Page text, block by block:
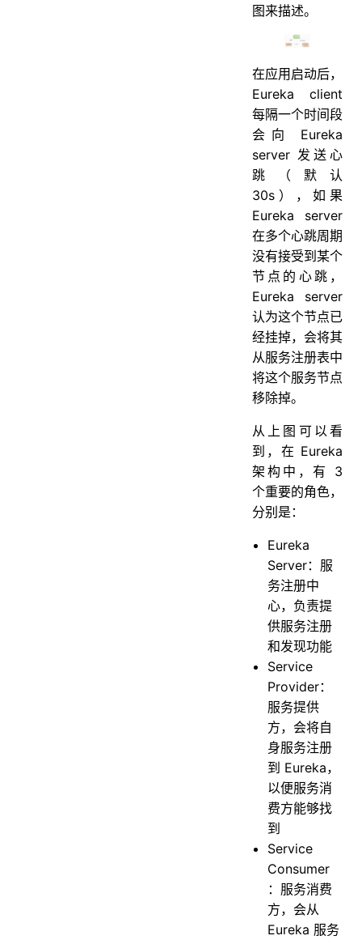
图来描述。
在应用启动后，
Eureka client
每隔一个时间段
会向 Eureka
server 发送心
跳（默认
30s），如果
Eureka server
在多个心跳周期
没有接受到某个
节点的心跳，
Eureka server
认为这个节点已
经挂掉，会将其
从服务注册表中
将这个服务节点
移除掉。
从上图可以看
到，在 Eureka
架构中，有 3
个重要的角色，
分别是：
Eureka
Server：服
务注册中
心，负责提
供服务注册
和发现功能
Service
Provider：
服务提供
方，会将自
身服务注册
到 Eureka，
以便服务消
费方能够找
到
Service
Consumer
：服务消费
方，会从
Eureka 服务